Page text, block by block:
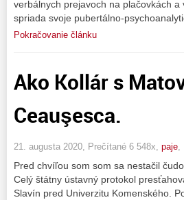
verbálnych prejavoch na plačovkách
spriada svoje pubertálno-
Pokračovanie článku
Ako Kollár s
Ceauşesca.
21. augusta 2020, Prečítané 6 548x, paje
Pred chvíľou som som sa nestačil
Celý štátny ústavný protokol
Slavín pred Univerzitu Komenského.